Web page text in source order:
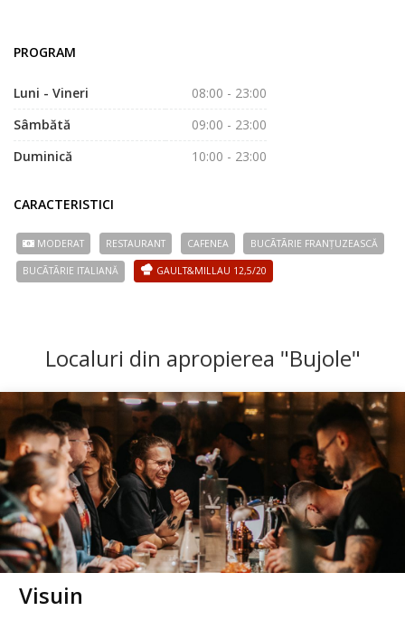
PROGRAM
Luni - Vineri
08:00 - 23:00
Sâmbătă
09:00 - 23:00
Duminică
10:00 - 23:00
CARACTERISTICI
MODERAT RESTAURANT CAFENEA BUCÃTÃRIE FRANȚUZEASCĂ
BUCÃTÃRIE ITALIANĂ GAULT&MILLAU 12,5/20
Localuri din apropierea "Bujole"
Visuin